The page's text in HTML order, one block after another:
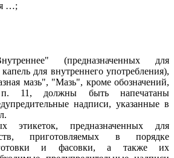
…;
(предназначенных для
для внутреннего употребления),
мазь", "Мазь", кроме обозначений,
11, должны быть напечатаны
надписи, указанные в
этикеток, предназначенных для
приготовляемых в порядке
и фасовки, а также их